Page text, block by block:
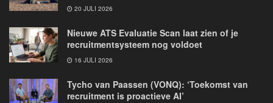
20 JULI 2026
Nieuwe ATS Evaluatie Scan laat zien of je
recruitmentsysteem nog voldoet
16 JULI 2026
Tycho van Paassen (VONQ): ‘Toekomst van
recruitment is proactieve AI’